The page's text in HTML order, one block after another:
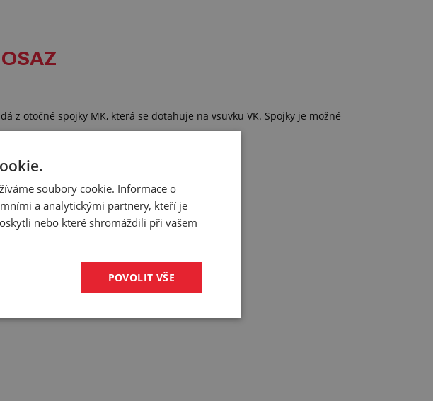
z otočné spojky MK, která se dotahuje na vsuvku VK. Spojky je možné
soubory cookie. Informace o
a analytickými partnery, kteří je
nebo které shromáždili při vašem
POVOLIT VŠE